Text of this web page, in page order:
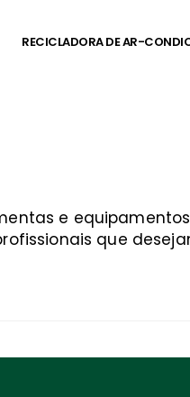
RECICLADORA DE AR-
e
que